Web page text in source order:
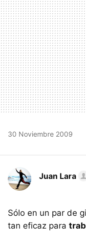
30 Noviembre 2009
Juan Lara
Sólo en un par de
tan eficaz para